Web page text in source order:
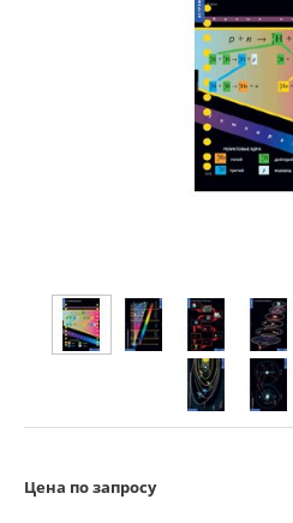
Цена по запросу